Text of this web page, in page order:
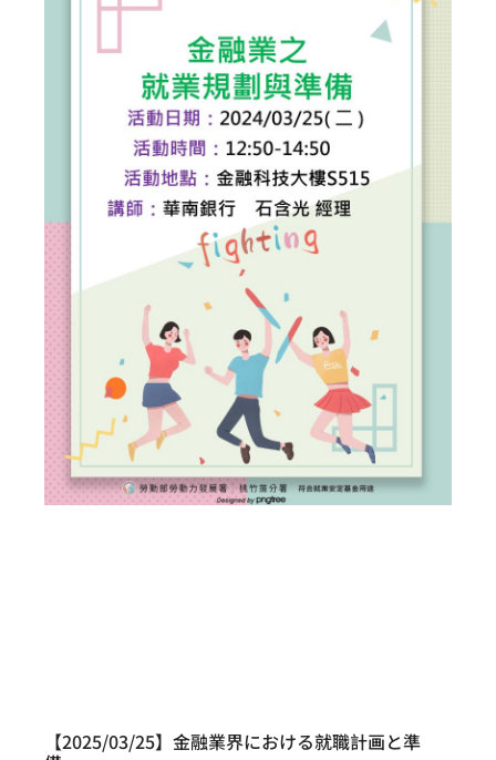
【2025/03/25】金融業界における就職計画と準